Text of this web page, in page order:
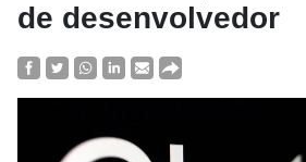
de desenvolvedor